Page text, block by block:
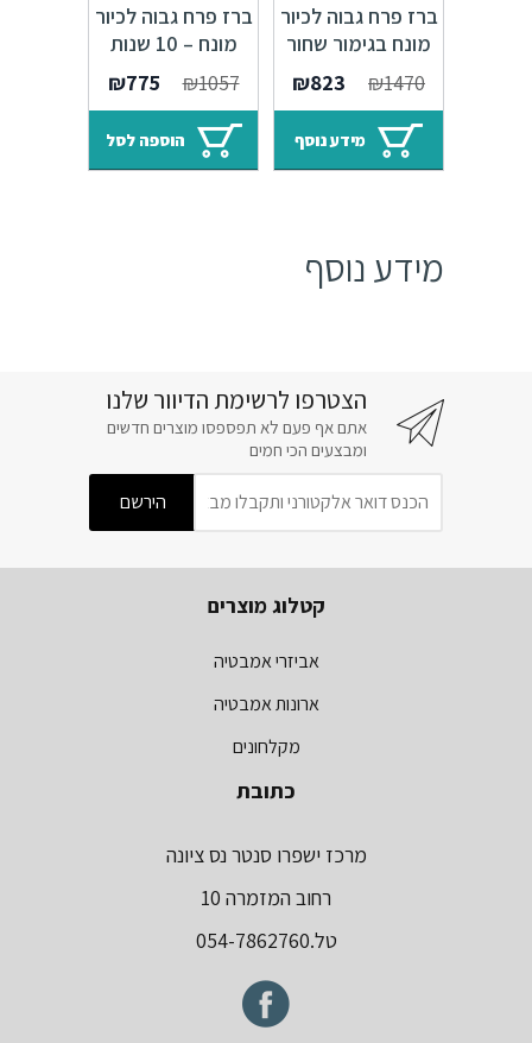
ברז פרח גבוה לכיור
מונח בגימור שחור
מט – 7 שנות אחריות
Sedal
₪1470
המחיר
המקורי
היה:
₪1470.
₪823
המחיר
הנוכחי
₪823.
מידע נוסף
ברז פרח גבוה לכיור
מונח – 10 שנות
אחריות Sedal
₪1057
המחיר
המקורי
היה:
₪1057.
₪775
הנוכחי
הוא:
₪775.
הוספה לסל
מידע נוסף
הצטרפו לרשימת הדיוור שלנו
אתם אף פעם לא תפספסו מוצרים חדשים
ומבצעים הכי חמים
קטלוג מוצרים
אביזרי אמבטיה
ארונות אמבטיה
מקלחונים
כתובת
מרכז ישפרו סנטר נס ציונה
רחוב המזמרה 10
טל.054-7862760